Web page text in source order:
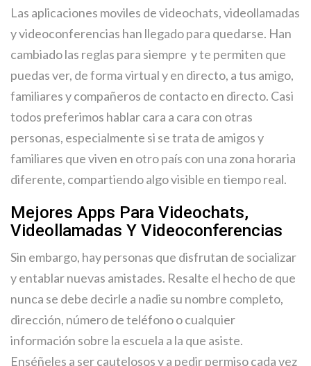
Las aplicaciones moviles de videochats, videollamadas
y videoconferencias han llegado para quedarse. Han
cambiado las reglas para siempre y te permiten que
puedas ver, de forma virtual y en directo, a tus amigo,
familiares y compañeros de contacto en directo. Casi
todos preferimos hablar cara a cara con otras
personas, especialmente si se trata de amigos y
familiares que viven en otro país con una zona horaria
diferente, compartiendo algo visible en tiempo real.
Mejores Apps Para Videochats,
Videollamadas Y Videoconferencias
Sin embargo, hay personas que disfrutan de socializar
y entablar nuevas amistades. Resalte el hecho de que
nunca se debe decirle a nadie su nombre completo,
dirección, número de teléfono o cualquier
información sobre la escuela a la que asiste.
Enséñeles a ser cautelosos y a pedir permiso cada vez